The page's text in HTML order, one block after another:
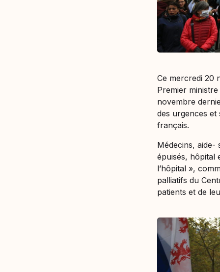
Ce mercredi 20
Premier
novembre
des urgences et
français.
Médecins, aide-
épuisés, hôpital
l’hôpital»,
palliatifs du
patients et de